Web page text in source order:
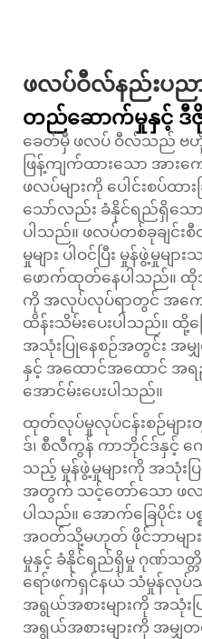
ဖလပ်ဝီလ်နည်းပည
တည်ဆောက်မှုနှင့် ဒီဇိုင်
ခေတ်မှီ ဖလပ် ဝီလ်သည် ဗ
ဖြန့်ကျက်ထားသော အား
ဖလပ်များကို ပေါင်းစပ်ထားခြ
သော်လည်း ခံနိုင်ရည်ရှိသော
ပါသည်။ ဖလပ်တစ်ခုချင်း
မှုများ ပါဝင်ပြီး မှုန်ဖွဲ့မှုမ
ဖောက်ထုတ်နေပါသည်။
ကို အလုပ်လုပ်ရာတွင် အက
ထိန်းသိမ်းပေးပါသည်။ ထို့
အသုံးပြုနေစဉ်အတွင်း အမျှ
နှင့် အထောင်အထောင် အရ
အောင်မ်းပေးပါသည်။
ထုတ်လုပ်မှုလုပ်ငန်းစဉ်မျ
ဒ်၊ စီလီကွန် ကာဘိုင်ဒ်နှင့် ကေ
သည့် မှုန်ဖွဲ့မှုများကို အသုံးပ
အတွက် သင့်တော်သော ဖလပ်
ပါသည်။ အောက်ခြေပိုင်း ပ
အဝတ်သို့မဟုတ် ဖိုင်ဘာများဖ
မှုနှင့် ခံနိုင်ရည်ရှိမှု ဂုဏ်သတ္တိ
ရော်ဖက်ရှင်နယ် သံမှုန်လုပ်
အရွယ်အစားများကို အသုံ
အရွယ်အစားများကို အမ